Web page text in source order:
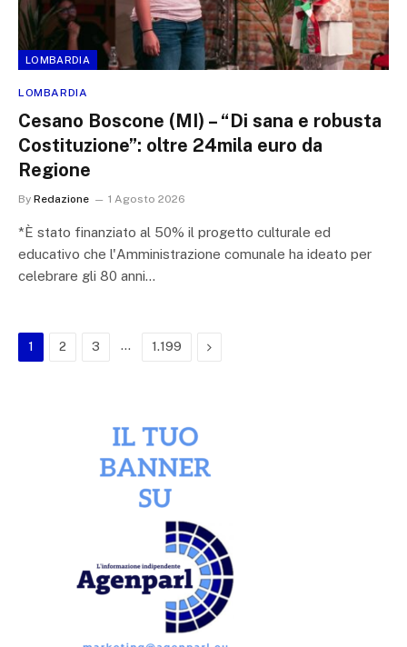
LOMBARDIA
LOMBARDIA
Cesano Boscone (MI) – “Di sana e robusta
Costituzione”: oltre 24mila euro da
Regione
By Redazione 1 Agosto 2026
*È stato finanziato al 50% il progetto culturale ed
educativo che l'Amministrazione comunale ha ideato per
celebrare gli 80 anni…
1 2 3 … 1.199 Next